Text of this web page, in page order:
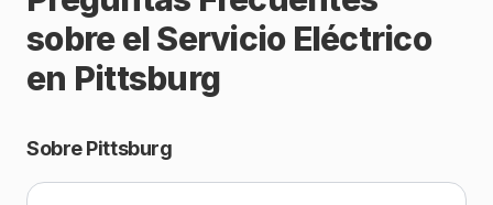
sobre el Servicio Eléctrico
en Pittsburg
Sobre Pittsburg